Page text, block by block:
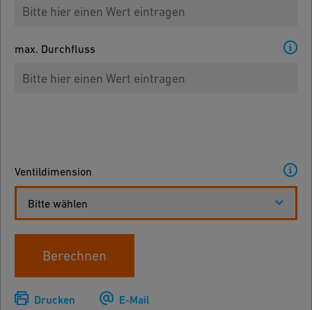
max. Durchfluss
Ventildimension
Bitte wählen
Berechnen
Drucken E-Mail